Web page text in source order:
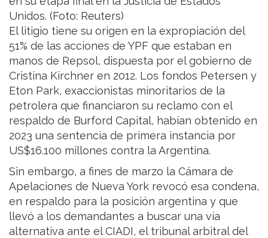
Unidos. (Foto: Reuters)
El litigio tiene su origen en la expropiación del
51% de las acciones de YPF que estaban en
manos de Repsol, dispuesta por el gobierno de
Cristina Kirchner en 2012. Los fondos Petersen y
Eton Park, exaccionistas minoritarios de la
petrolera que financiaron su reclamo con el
respaldo de Burford Capital, habían obtenido en
2023 una sentencia de primera instancia por
US$16.100 millones contra la Argentina.
Sin embargo, a fines de marzo la Cámara de
Apelaciones de Nueva York revocó esa condena,
en respaldo para la posición argentina y que
llevó a los demandantes a buscar una vía
alternativa ante el CIADI, el tribunal arbitral del